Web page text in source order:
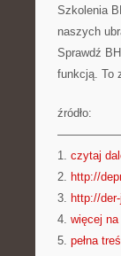
Szkolenia
naszych
Sprawdź
funkcją. To
źródło:
1. czytaj
2. http://
3. http://
4. więcej
5. pełna